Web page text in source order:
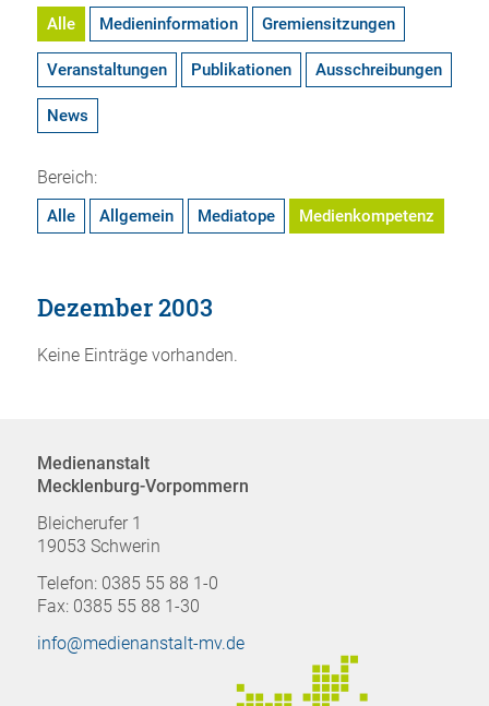
Alle Medieninformation Gremiensitzungen
Veranstaltungen Publikationen Ausschreibungen
News
Bereich:
Alle Allgemein Mediatope Medienkompetenz
Dezember 2003
Keine Einträge vorhanden.
Medienanstalt
Mecklenburg-Vorpommern
Bleicherufer 1
19053 Schwerin
Telefon: 0385 55 88 1-0
Fax: 0385 55 88 1-30
info@medienanstalt-mv.de